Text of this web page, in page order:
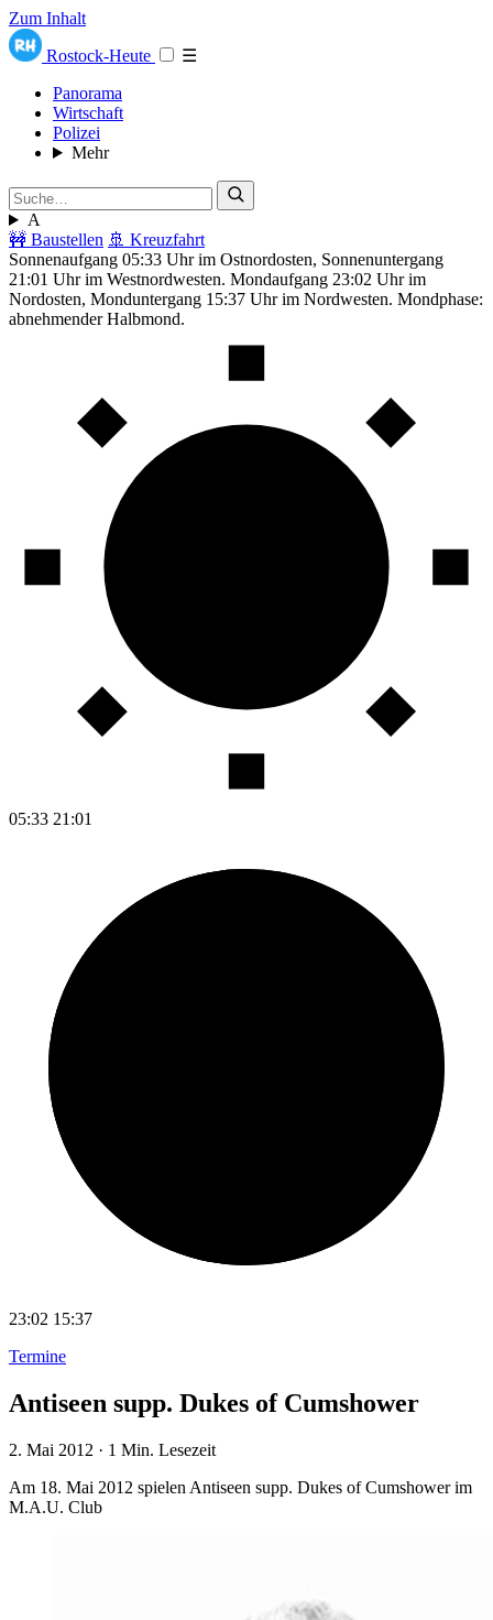
Zum Inhalt
Rostock-Heute
☰
Panorama
Wirtschaft
Polizei
Mehr
A
🚧 Baustellen 🚢 Kreuzfahrt
Sonnenaufgang 05:33 Uhr im Ostnordosten, Sonnenuntergang
21:01 Uhr im Westnordwesten. Mondaufgang 23:02 Uhr im
Nordosten, Monduntergang 15:37 Uhr im Nordwesten. Mondphase:
abnehmender Halbmond.
05:33 21:01
23:02 15:37
Termine
Antiseen supp. Dukes of Cumshower
2. Mai 2012 · 1 Min. Lesezeit
Am 18. Mai 2012 spielen Antiseen supp. Dukes of Cumshower im
M.A.U. Club